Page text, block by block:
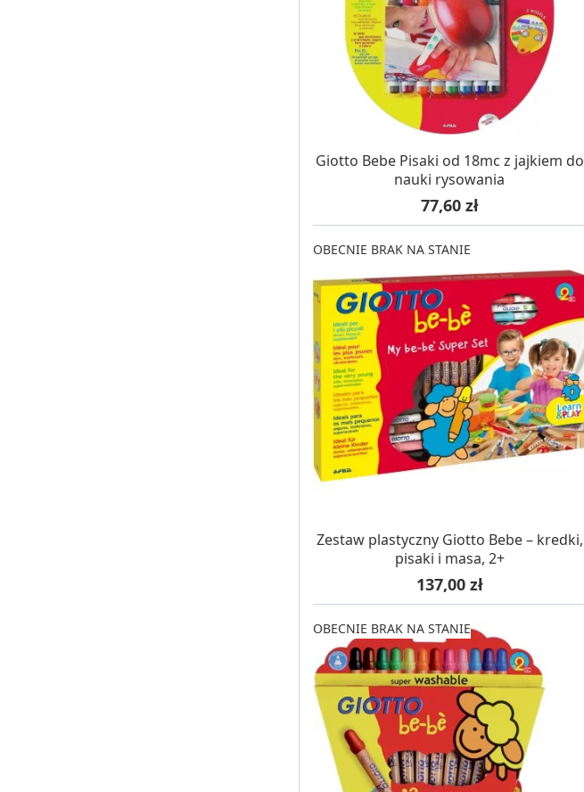
OCZEKUJEMY NA DOSTAWĘ
Giotto Bebe Pisaki od 18mc z jajkiem do
nauki rysowania
Cena
77,60 zł
Zestaw plastyczny Giotto Bebe – kredki,
pisaki i masa, 2+
Cena
137,00 zł
OBECNIE BRAK NA STANIE
OBECNIE BRAK NA STANIE